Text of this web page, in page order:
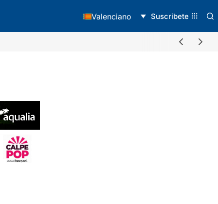
Valenciano Suscribete